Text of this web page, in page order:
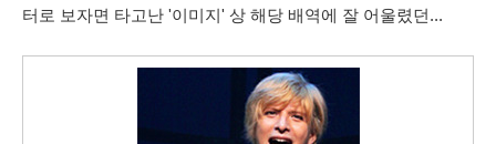
터로 보자면 타고난 '이미지' 상 해당 배역에 잘 어울렸던...